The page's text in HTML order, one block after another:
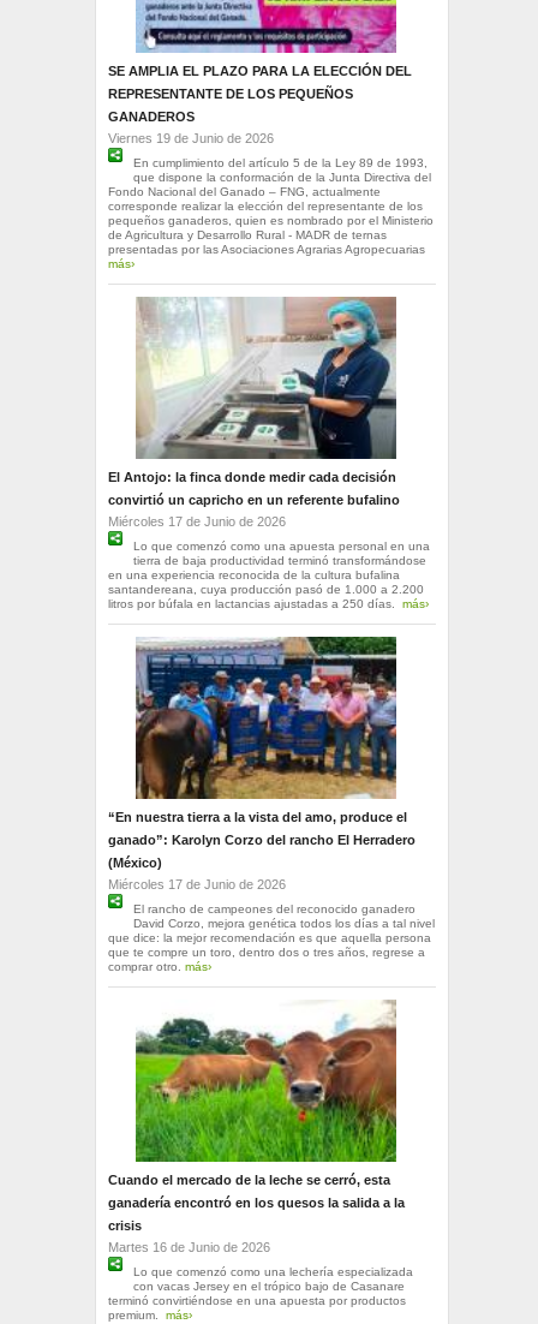
SE AMPLIA EL PLAZO PARA LA ELECCIÓN DEL
REPRESENTANTE DE LOS PEQUEÑOS
GANADEROS
Viernes 19 de Junio de 2026
En cumplimiento del artículo 5 de la Ley 89 de 1993,
que dispone la conformación de la Junta Directiva del
Fondo Nacional del Ganado – FNG, actualmente
corresponde realizar la elección del representante de los
pequeños ganaderos, quien es nombrado por el Ministerio
de Agricultura y Desarrollo Rural - MADR de ternas
presentadas por las Asociaciones Agrarias Agropecuarias
más›
El Antojo: la finca donde medir cada decisión
convirtió un capricho en un referente bufalino
Miércoles 17 de Junio de 2026
Lo que comenzó como una apuesta personal en una
tierra de baja productividad terminó transformándose
en una experiencia reconocida de la cultura bufalina
santandereana, cuya producción pasó de 1.000 a 2.200
litros por búfala en lactancias ajustadas a 250 días. más›
“En nuestra tierra a la vista del amo, produce el
ganado”: Karolyn Corzo del rancho El Herradero
(México)
Miércoles 17 de Junio de 2026
El rancho de campeones del reconocido ganadero
David Corzo, mejora genética todos los días a tal nivel
que dice: la mejor recomendación es que aquella persona
que te compre un toro, dentro dos o tres años, regrese a
comprar otro. más›
Cuando el mercado de la leche se cerró, esta
ganadería encontró en los quesos la salida a la
crisis
Martes 16 de Junio de 2026
Lo que comenzó como una lechería especializada
con vacas Jersey en el trópico bajo de Casanare
terminó convirtiéndose en una apuesta por productos
premium. más›